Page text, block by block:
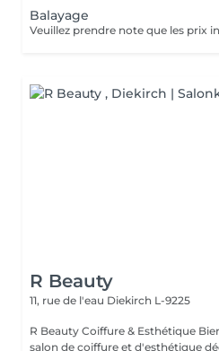
Balayage
R Beauty
11, rue de l'eau Diekirch L-9225
R Beauty Coiffure & Esthétique Bienvenue chez R Beauty, votre
salon de coiffure et d'esthétique